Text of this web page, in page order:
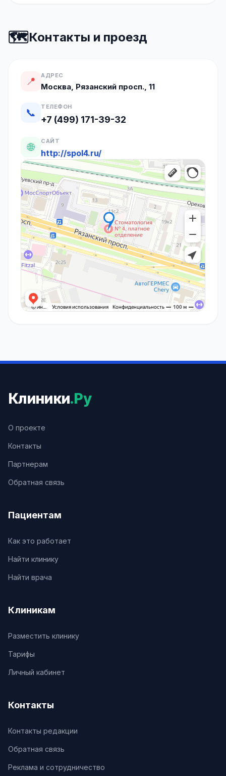
🗺️Контакты и проезд
📍 АДРЕС
Москва, Рязанский просп., 11
📞 ТЕЛЕФОН
+7 (499) 171-39-32
🌐 САЙТ
http://spol4.ru/
Клиники.Ру
О проекте
Контакты
Партнерам
Обратная связь
Пациентам
Как это работает
Найти клинику
Найти врача
Клиникам
Разместить клинику
Тарифы
Личный кабинет
Контакты
Контакты редакции
Обратная связь
Реклама и сотрудничество